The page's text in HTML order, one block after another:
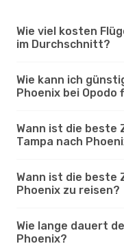
Wie viel kosten
im Durchschnitt?
Wie kann ich
Phoenix bei Opodo
Wann ist die beste
Tampa nach
Wann ist die beste
Phoenix zu reisen?
Wie lange dauert
Phoenix?